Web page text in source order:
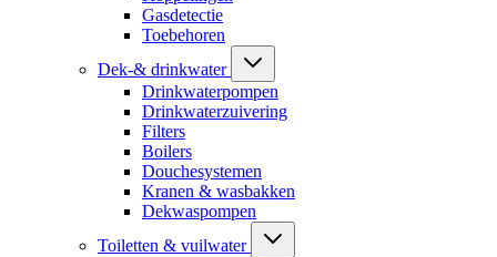
Gasdetectie
Toebehoren
Dek-& drinkwater
Drinkwaterpompen
Drinkwaterzuivering
Filters
Boilers
Douchesystemen
Kranen & wasbakken
Dekwaspompen
Toiletten & vuilwater